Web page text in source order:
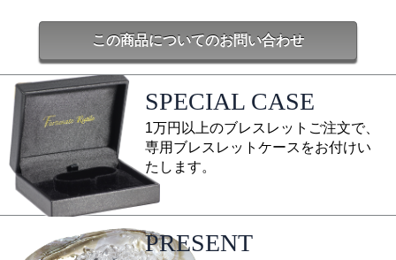
この商品についてのお問い合わせ
SPECIAL CASE
1万円以上のブレスレットご注文で、
専用ブレスレットケースをお付けい
たします。
PRESENT